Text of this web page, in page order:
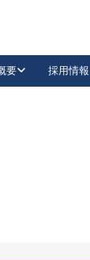
要 採用情報